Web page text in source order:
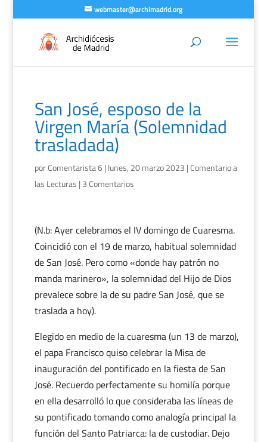
webmaster@archimadrid.org
San José, esposo de la
Virgen María (Solemnidad
trasladada)
porComentarista 6| lunes, 20 marzo 2023 |Comentario a
las Lecturas | 3 Comentarios
(N.b: Ayer celebramos el IV domingo de Cuaresma.
Coincidió con el 19 de marzo, habitual solemnidad
de San José. Pero como «donde hay patrón no
manda marinero», la solemnidad del Hijo de Dios
prevalece sobre la de su padre San José, que se
traslada a hoy).
Elegido en medio de la cuaresma (un 13 de marzo),
el papa Francisco quiso celebrar la Misa de
inauguración del pontificado en la fiesta de San
José. Recuerdo perfectamente su homilía porque
en ella desarrolló lo que consideraba las líneas de
su pontificado tomando como analogía principal la
función del Santo Patriarca: la de custodiar. Dejo